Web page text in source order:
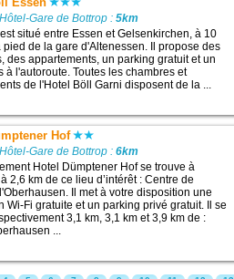
Gare de Bottrop :5km
situé entre Essen et Gelsenkirchen, à 10
pied de la gare d'Altenessen. Il propose des
des appartements, un parking gratuit et un
à l'autoroute. Toutes les chambres et
de l'Hotel Böll Garni disposent de la ...
Hof
Gare de Bottrop :6km
Hotel Dümptener Hof se trouve à
2,6 km de ce lieu d’intérêt : Centre de
Il met à votre disposition une
Wi-Fi gratuite et un parking privé gratuit. Il se
3,1 km, 3,1 km et 3,9 km de :
...